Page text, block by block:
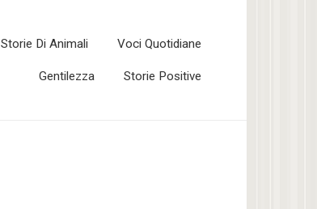
Storie Di Animali Voci Quotidiane
Gentilezza Storie Positive